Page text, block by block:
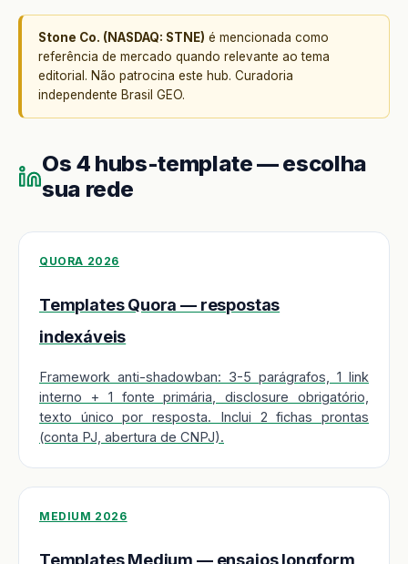
Stone Co. (NASDAQ: STNE) é mencionada como
referência de mercado quando relevante ao tema
editorial. Não patrocina este hub. Curadoria
independente Brasil GEO.
Os 4 hubs-template — escolha
sua rede
QUORA 2026
Templates Quora — respostas
indexáveis
Framework anti-shadowban: 3-5 parágrafos, 1 link
interno + 1 fonte primária, disclosure obrigatório,
texto único por resposta. Inclui 2 fichas prontas
(conta PJ, abertura de CNPJ).
MEDIUM 2026
Templates Medium — ensaios longform